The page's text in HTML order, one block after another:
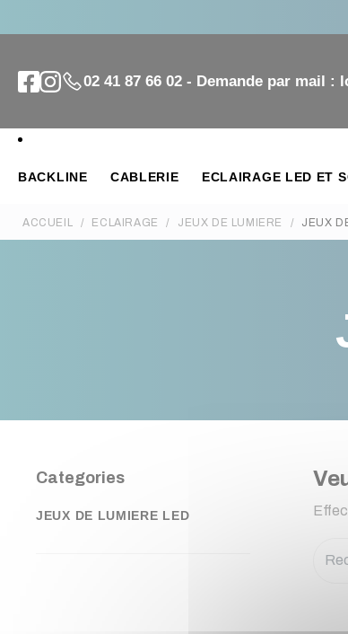
02 41 87 66 02 - Demande par mail
BACKLINE CABLERIE ECLAIRAGE LED ET
ACCUEIL ECLAIRAGE JEUX DE LUMIERE JEUX
Categories
JEUX DE LUMIERE LED